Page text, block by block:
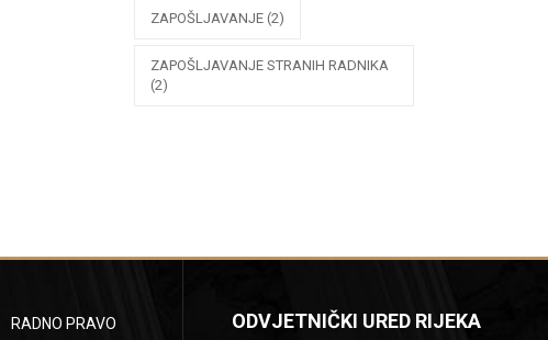
ZAPOŠLJAVANJE (2)
ZAPOŠLJAVANJE STRANIH RADNIKA
(2)
RADNO PRAVO ODVJETNIČKI URED RIJEKA